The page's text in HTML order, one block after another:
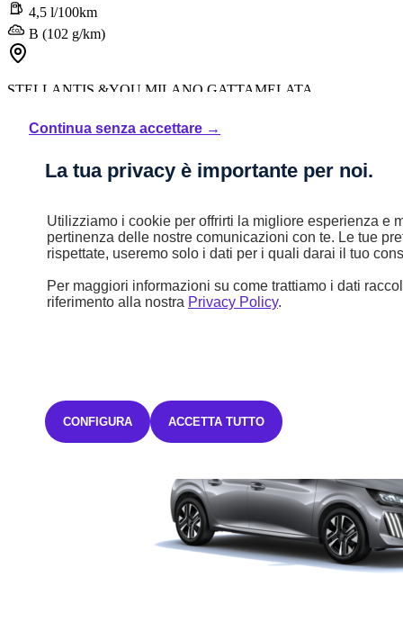
4,5 l/100km
B (102 g/km)
STELLANTIS &YOU MILANO GATTAMELATA
28.540 €
35 rate mensili oltre ad una maxirata finale di 8.914,96€ o sei libero
di sostituire o restituire la vettura.L'offerta è valida fino al
31/08/2026.Salvo approvazione Stellantis Financial Services Italia
Continua senza accettare →
La tua privacy è importante per noi.
Utilizziamo i cookie per offrirti la migliore esperienza e
pertinenza delle nostre comunicazioni con te. Le tue
rispettate, useremo solo i dati per i quali darai il tuo
Per maggiori informazioni su come trattiamo i dati
riferimento alla nostra Privacy Policy.
CONFIGURA ACCETTA TUTTO